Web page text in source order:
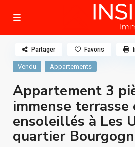
Vendu Appartements
Appartement 3
immense
ensoleillés à Les
quartier
Partager Favoris